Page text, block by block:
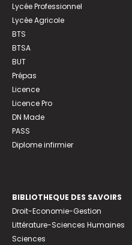
Lycée Professionnel
Lycée Agricole
BTS
BTSA
BUT
Prépas
Licence
Licence Pro
DN Made
PASS
Diplome infirmier
BIBLIOTHEQUE DES SAVOIRS
Droit-Economie-Gestion
Littérature-Sciences Humaines
Sciences